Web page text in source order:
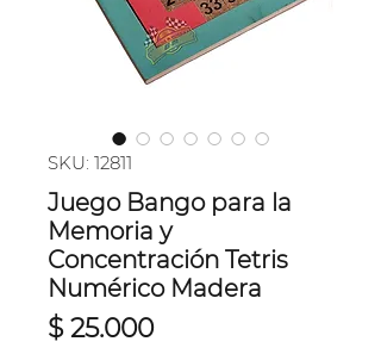
SKU: 12811
Juego Bango para la
Memoria y
Concentración Tetris
Numérico Madera
$ 25.000Precio